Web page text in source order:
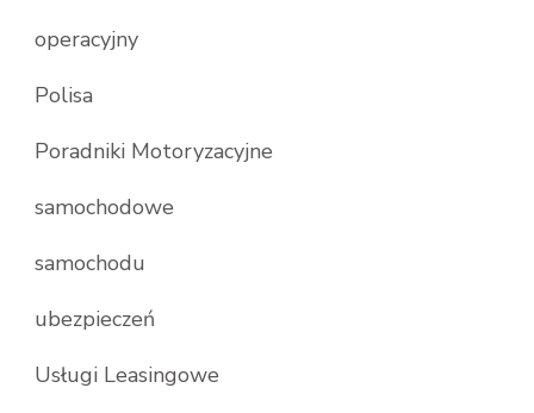
operacyjny
Polisa
Poradniki Motoryzacyjne
samochodowe
samochodu
ubezpieczeń
Usługi Leasingowe